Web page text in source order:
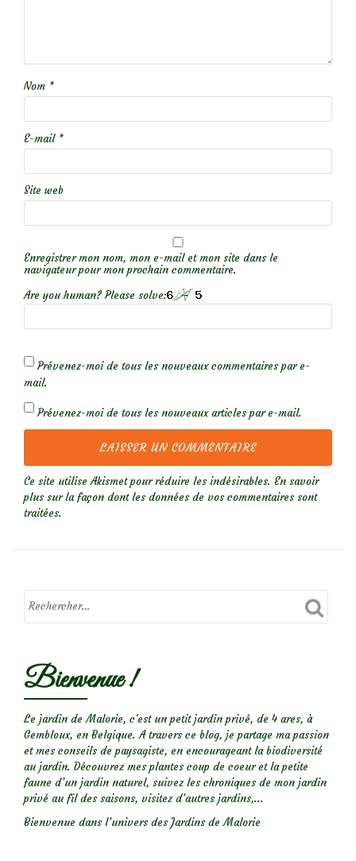
Nom *
E-mail *
Site web
Enregistrer mon nom, mon e-mail et mon site dans le
navigateur pour mon prochain commentaire.
Are you human? Please solve:
Prévenez-moi de tous les nouveaux commentaires par e-
mail.
Prévenez-moi de tous les nouveaux articles par e-mail.
Ce site utilise Akismet pour réduire les indésirables. En savoir
plus sur la façon dont les données de vos commentaires sont
traitées.
Bienvenue !
Le jardin de Malorie, c'est un petit jardin privé, de 4 ares, à
Gembloux, en Belgique. A travers ce blog, je partage ma passion
et mes conseils de paysagiste, en encourageant la biodiversité
au jardin. Découvrez mes plantes coup de coeur et la petite
faune d’un jardin naturel, suivez les chroniques de mon jardin
privé au fil des saisons, visitez d’autres jardins,...
Bienvenue dans l’univers des Jardins de Malorie